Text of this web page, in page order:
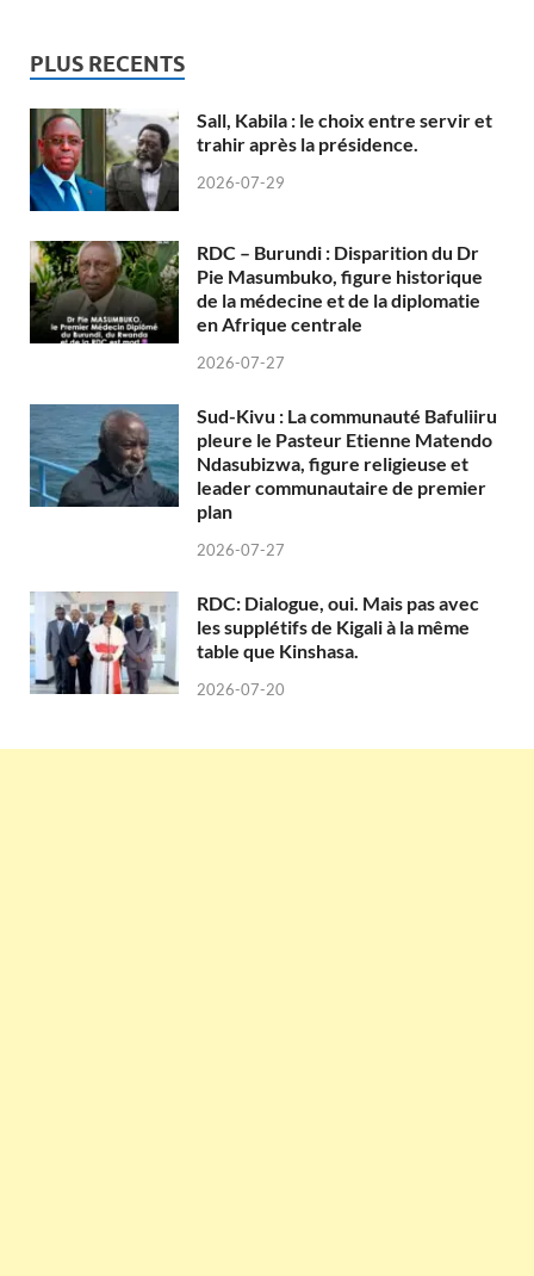
PLUS RECENTS
Sall, Kabila : le choix entre servir et
trahir après la présidence.
2026-07-29
RDC – Burundi : Disparition du Dr
Pie Masumbuko, figure historique
de la médecine et de la diplomatie
en Afrique centrale
2026-07-27
Sud-Kivu : La communauté Bafuliiru
pleure le Pasteur Etienne Matendo
Ndasubizwa, figure religieuse et
leader communautaire de premier
plan
2026-07-27
RDC: Dialogue, oui. Mais pas avec
les supplétifs de Kigali à la même
table que Kinshasa.
2026-07-20